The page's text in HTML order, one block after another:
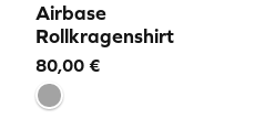
Airbase
Rollkragenshirt
80,00 €